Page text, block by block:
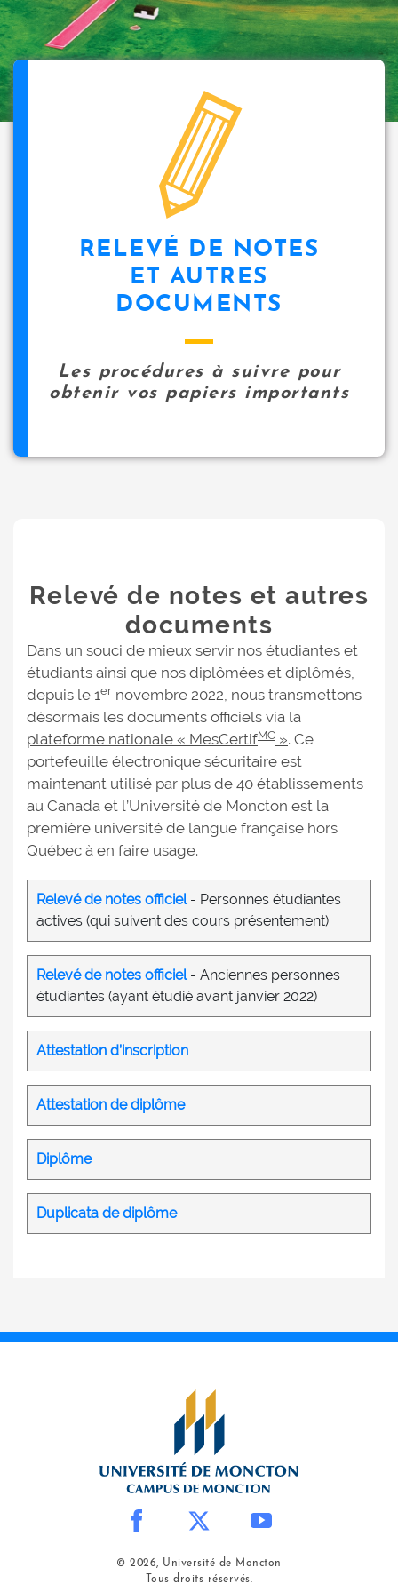
i
p
a
l
RELEVÉ DE NOTES
ET AUTRES
DOCUMENTS
Les procédures à suivre pour
obtenir vos papiers importants
Relevé de notes et autres
documents
Dans un souci de mieux servir nos étudiantes et
étudiants ainsi que nos diplômées et diplômés,
depuis le 1er novembre 2022, nous transmettons
désormais les documents officiels via la
plateforme nationale « MesCertifMC ». Ce
portefeuille électronique sécuritaire est
maintenant utilisé par plus de 40 établissements
au Canada et l’Université de Moncton est la
première université de langue française hors
Québec à en faire usage.
Relevé de notes officiel- Personnes étudiantes
actives (qui suivent des cours présentement)
Relevé de notes officiel- Anciennes personnes
étudiantes (ayant étudié avant janvier 2022)
Attestation d’inscription
Attestation de diplôme
Diplôme
Duplicata de diplôme
© 2026, Université de Moncton
Tous droits réservés.